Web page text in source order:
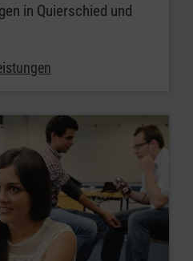
in Quierschied und